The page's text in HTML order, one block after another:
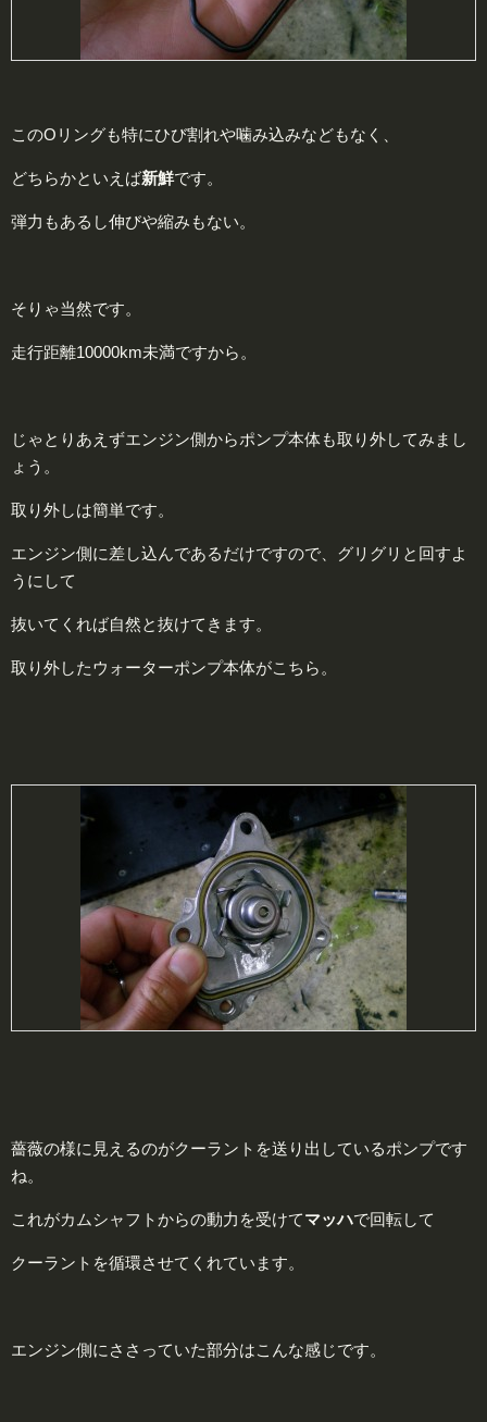
このOリングも特にひび割れや噛み込みなどもなく、
どちらかといえば新鮮です。
弾力もあるし伸びや縮みもない。
そりゃ当然です。
走行距離10000km未満ですから。
じゃとりあえずエンジン側からポンプ本体も取り外してみまし
ょう。
取り外しは簡単です。
エンジン側に差し込んであるだけですので、グリグリと回すよ
うにして
抜いてくれば自然と抜けてきます。
取り外したウォーターポンプ本体がこちら。
薔薇の様に見えるのがクーラントを送り出しているポンプです
ね。
これがカムシャフトからの動力を受けてマッハで回転して
クーラントを循環させてくれています。
エンジン側にささっていた部分はこんな感じです。